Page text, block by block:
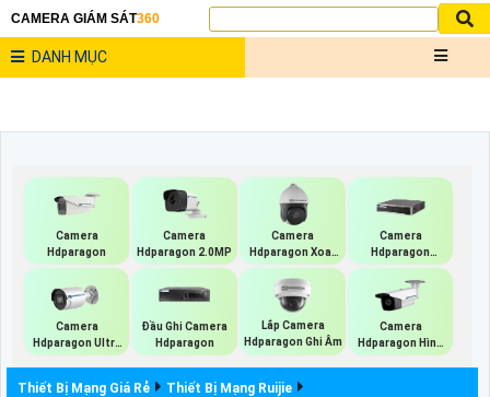
CAMERA GIÁM SÁT360
DANH MỤC
Camera
Hdparagon
Camera
Hdparagon 2.0MP
Camera
Hdparagon Xoay
360 Độ
Camera
Hdparagon
Starlight
Camera
Hdparagon Ultra
2K
Đầu Ghi Camera
Hdparagon
Lắp Camera
Hdparagon Ghi Âm
Camera
Hdparagon Hình
Ảnh 4K
Thiết Bị Mạng Giá Rẻ Thiết Bị Mạng Ruijie